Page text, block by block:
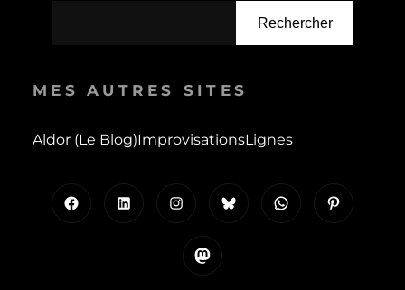
Rechercher
MES AUTRES SITES
Aldor (le Blog)ImprovisationsLignes
Instagram WhatsApp
Mastodon